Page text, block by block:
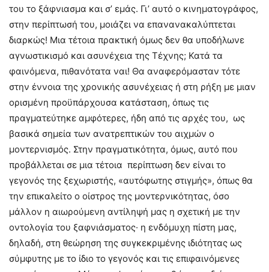
του το ξάφνιασμα και σ’ εμάς. Γι’ αυτό ο κινηματογράφος,
στην περίπτωσή του, μοιάζει να επανανακαλύπτεται
διαρκώς! Μια τέτοια πρακτική όμως δεν θα υποδήλωνε
αγνωστικισμό και ασυνέχεια της Τέχνης; Κατά τα
φαινόμενα, πιθανότατα ναι! Θα αναφερόμασταν τότε
στην έννοια της χρονικής ασυνέχειας ή στη ρήξη με μιαν
ορισμένη προϋπάρχουσα κατάσταση, όπως τις
πραγματεύτηκε αμφότερες, ήδη από τις αρχές του, ως
βασικά σημεία των ανατρεπτικών του αιχμών ο
μοντερνισμός. Στην πραγματικότητα, όμως, αυτό που
προβάλλεται σε μια τέτοια περίπτωση δεν είναι το
γεγονός της ξεχωριστής, «αυτόφωτης στιγμής», όπως θα
την επικαλείτο ο οίστρος της μοντερνικότητας, όσο
μάλλον η αιωρούμενη αντίληψή μας η σχετική με την
οντολογία του ξαφνιάσματος· η ενδόμυχη πίστη μας,
δηλαδή, στη θεώρηση της συγκεκριμένης ιδιότητας ως
σύμφυτης με το ίδιο το γεγονός και τις επιφαινόμενες